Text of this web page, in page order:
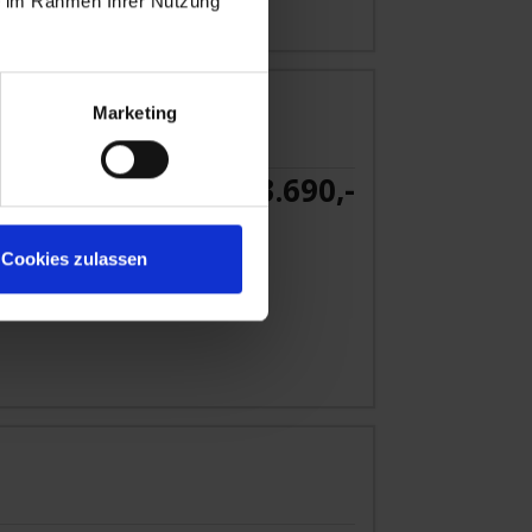
Marketing
Cookies zulassen
3.690,-
Angebot